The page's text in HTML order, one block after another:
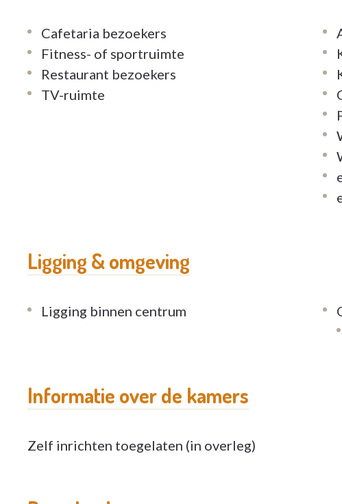
Cafetaria bezoekers
Fitness- of sportruimte
Restaurant bezoekers
TV-ruimte
Ligging & omgeving
Ligging binnen centrum
Informatie over de kamers
Zelf inrichten toegelaten (in overleg)